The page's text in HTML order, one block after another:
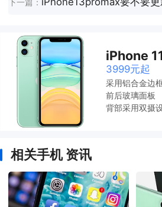
下一篇：
iPhone 11
3999元起
采用铝合金边
前后玻璃面板
背部采用双摄
相关手机 资讯